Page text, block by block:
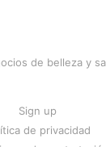
de belleza y
Sign up
de privacidad